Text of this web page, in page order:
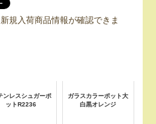
規入荷商品情報が確認できま
ンレスシュガーポ
ットR2236
ガラスカラーポット大
白黒オレンジ